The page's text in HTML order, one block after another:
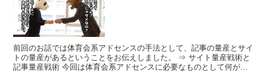
前回のお話では体育会系アドセンスの手法として、記事の量産とサイ
トの量産があるということをお伝えしました。 ⇒ サイト量産戦術と
記事量産戦術 今回は体育会系アドセンスに必要なものとして何があ